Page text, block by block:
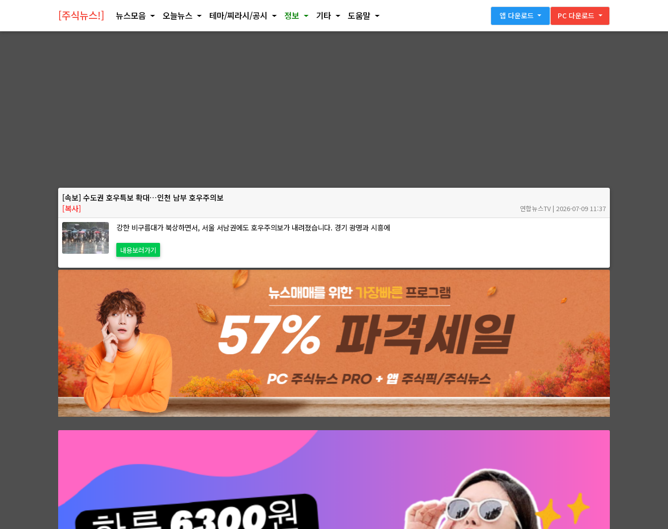
[주식뉴스!] 뉴스모음 오늘뉴스 테마/찌라시/공시 정보 기타 도움말 앱 다운로드 PC 다운로드
[속보] 수도권 호우특보 확대…인천 남부 호우주의보
[복사]
연합뉴스TV | 2026-07-09 11:37
강한 비구름대가 북상하면서, 서울 서남권에도 호우주의보가 내려졌습니다. 경기 광명과 시흥에
내용보러가기